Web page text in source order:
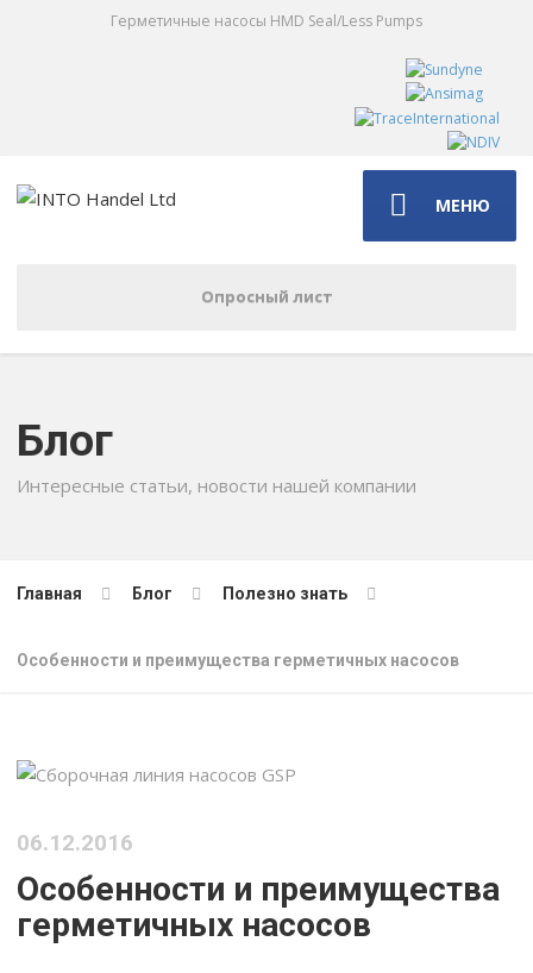
Герметичные насосы HMD Seal/Less Pumps
МЕНЮ
Опросный лист
Блог
Интересные статьи, новости нашей компании
Главная Блог Полезно знать
Особенности и преимущества герметичных насосов
06.12.2016
Особенности и преимущества
герметичных насосов